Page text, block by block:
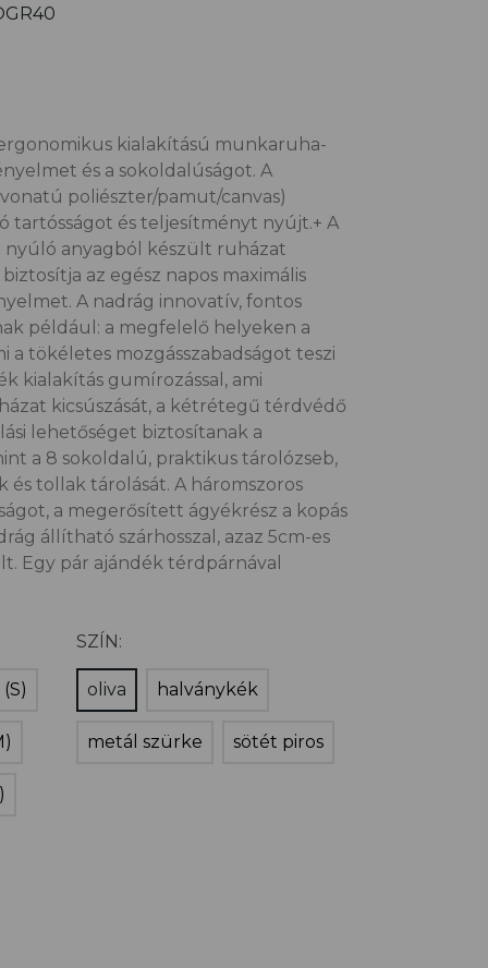
kialakítású munkaruha-
és a sokoldalúságot. A
poliészter/pamut/canvas)
tartósságot és teljesítményt nyújt.+ A
nyúló anyagból készült ruházat
az egész napos maximális
A nadrág innovatív, fontos
például: a megfelelő helyeken a
a tökéletes mozgásszabadságot teszi
kialakítás gumírozással, ami
kicsúszását, a kétrétegű térdvédő
lehetőséget biztosítanak a
a 8 sokoldalú, praktikus tárolózseb,
tollak tárolását. A háromszoros
a megerősített ágyékrész a kopás
állítható szárhosszal, azaz 5cm-es
Egy pár ajándék térdpárnával
SZÍN:
oliva halványkék
metál szürke sötét piros